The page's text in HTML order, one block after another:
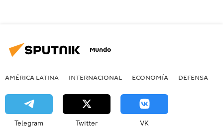
Mundo
AMÉRICA LATINA INTERNACIONAL ECONOMÍA DEFENSA
Telegram Twitter VK